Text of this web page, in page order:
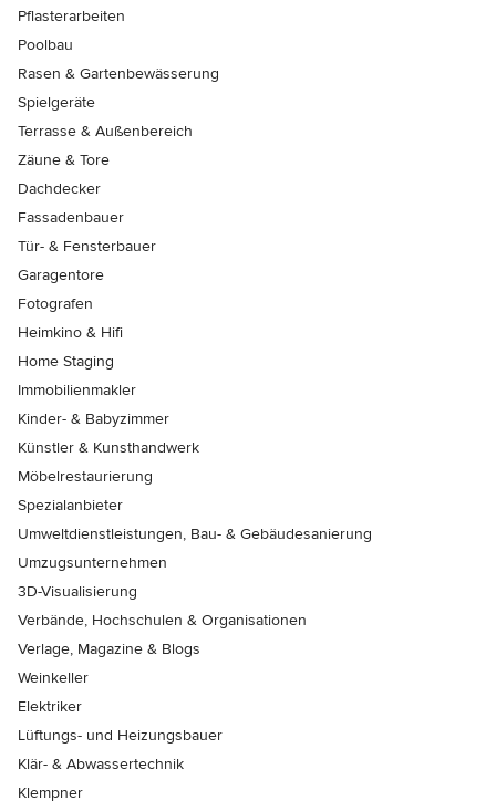
Pflasterarbeiten
Poolbau
Rasen & Gartenbewässerung
Spielgeräte
Terrasse & Außenbereich
Zäune & Tore
Dachdecker
Fassadenbauer
Tür- & Fensterbauer
Garagentore
Fotografen
Heimkino & Hifi
Home Staging
Immobilienmakler
Kinder- & Babyzimmer
Künstler & Kunsthandwerk
Möbelrestaurierung
Spezialanbieter
Umweltdienstleistungen, Bau- & Gebäudesanierung
Umzugsunternehmen
3D-Visualisierung
Verbände, Hochschulen & Organisationen
Verlage, Magazine & Blogs
Weinkeller
Elektriker
Lüftungs- und Heizungsbauer
Klär- & Abwassertechnik
Klempner